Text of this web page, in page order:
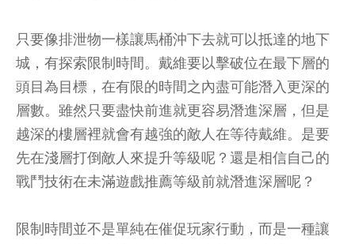
只要像排泄物一樣讓馬桶沖下去就可以抵達的地下
城，有探索限制時間。戴維要以擊破位在最下層的
頭目為目標，在有限的時間之內盡可能潛入更深的
層數。雖然只要盡快前進就更容易潛進深層，但是
越深的樓層裡就會有越強的敵人在等待戴維。是要
先在淺層打倒敵人來提升等級呢？還是相信自己的
戰鬥技術在未滿遊戲推薦等級前就潛進深層呢？
限制時間並不是單純在催促玩家行動，而是一種讓